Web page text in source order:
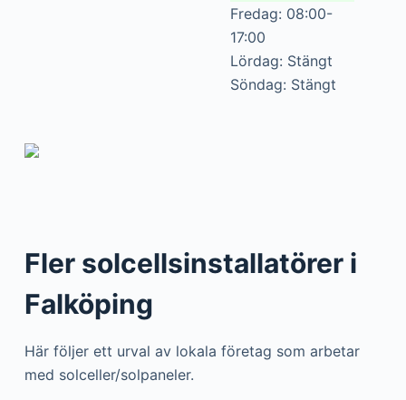
Fredag: 08:00-
17:00
Lördag: Stängt
Söndag: Stängt
Fler solcellsinstallatörer i
Falköping
Här följer ett urval av lokala företag som arbetar
med solceller/solpaneler.